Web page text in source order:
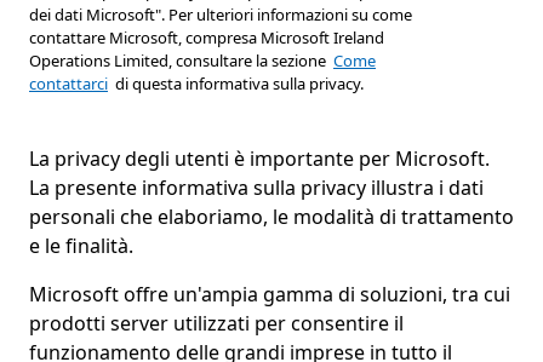
dei dati Microsoft". Per ulteriori informazioni su come
contattare Microsoft, compresa Microsoft Ireland
Operations Limited, consultare la sezione Come
contattarci di questa informativa sulla privacy.
La privacy degli utenti è importante per Microsoft.
La presente informativa sulla privacy illustra i dati
personali che elaboriamo, le modalità di trattamento
e le finalità.
Microsoft offre un'ampia gamma di soluzioni, tra cui
prodotti server utilizzati per consentire il
funzionamento delle grandi imprese in tutto il